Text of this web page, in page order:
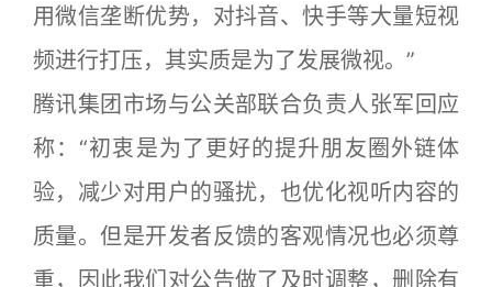
用微信垄断优势，对抖音、快手等大量短视
频进行打压，其实质是为了发展微视。”
腾讯集团市场与公关部联合负责人张军回应
称：“初衷是为了更好的提升朋友圈外链体
验，减少对用户的骚扰，也优化视听内容的
质量。但是开发者反馈的客观情况也必须尊
重，因此我们对公告做了及时调整，删除有